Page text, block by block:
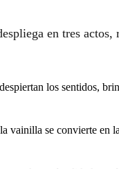
en tres actos,
los sentidos,
vainilla se convierte en